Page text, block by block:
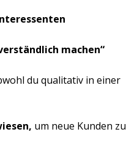
machen“
du qualitativ in einer
um neue Kunden zu